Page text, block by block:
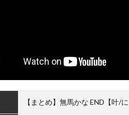
【まとめ】無馬かな END【叶/